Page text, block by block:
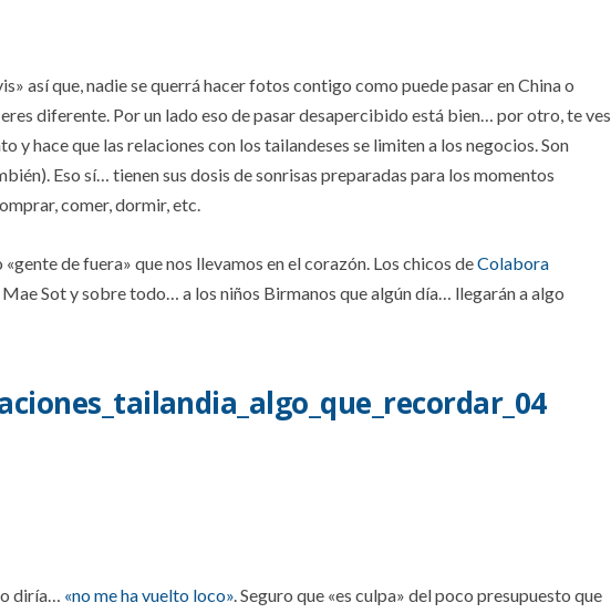
así que, nadie se querrá hacer fotos contigo como puede pasar en China o
diferente. Por un lado eso de pasar desapercibido está bien… por otro, te ves
y hace que las relaciones con los tailandeses se limiten a los negocios. Son
Eso sí… tienen sus dosis de sonrisas preparadas para los momentos
comer, dormir, etc.
de fuera» que nos llevamos en el corazón. Los chicos deColabora
Sot y sobre todo… a los niños Birmanos que algún día… llegarán a algo
diría… «no me ha vuelto loco». Seguro que «es culpa» del poco presupuesto que